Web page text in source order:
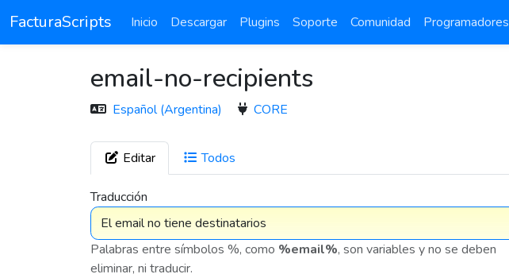
FacturaScripts Inicio Descargar Plugins Soporte Comunidad Programadores
email-no-recipients
Español (Argentina) CORE
Editar Todos
Traducción
Palabras entre símbolos %, como %email%, son variables y no se deben
eliminar, ni traducir.